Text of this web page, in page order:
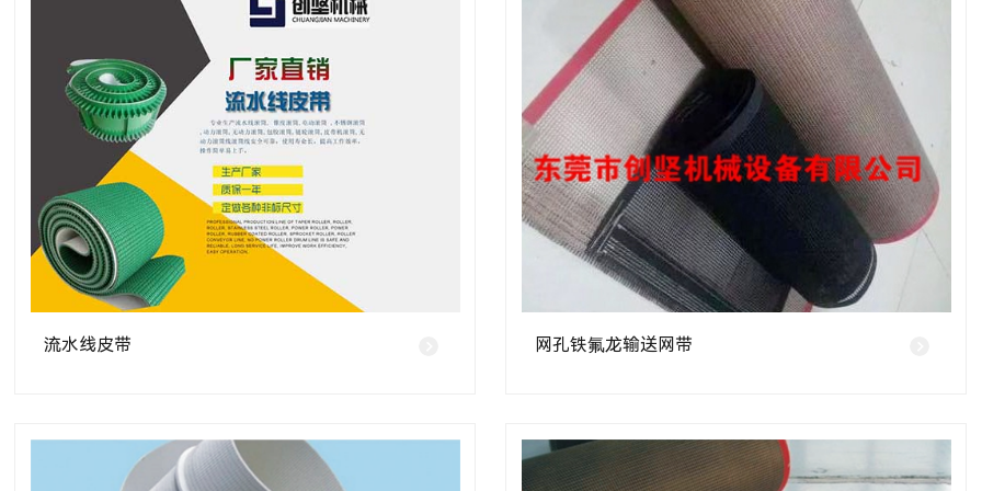
流水线皮带 网孔铁氟龙输送网带